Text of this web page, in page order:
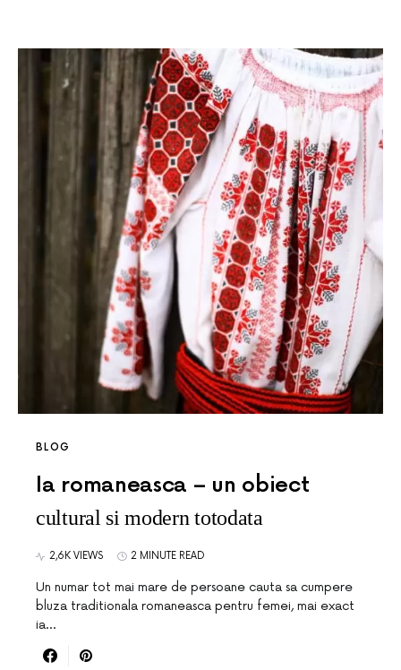
BLOG
Ia romaneasca – un obiect
cultural si modern totodata
2,6K VIEWS 2 MINUTE READ
Un numar tot mai mare de persoane cauta sa cumpere
bluza traditionala romaneasca pentru femei, mai exact
ia…